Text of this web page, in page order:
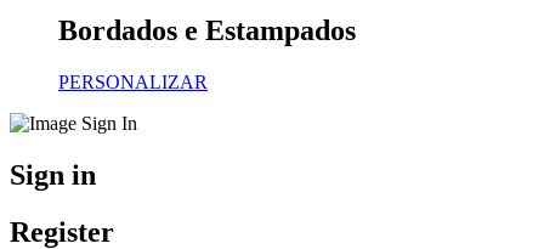
Bordados e Estampados
PERSONALIZAR
Sign in
Register